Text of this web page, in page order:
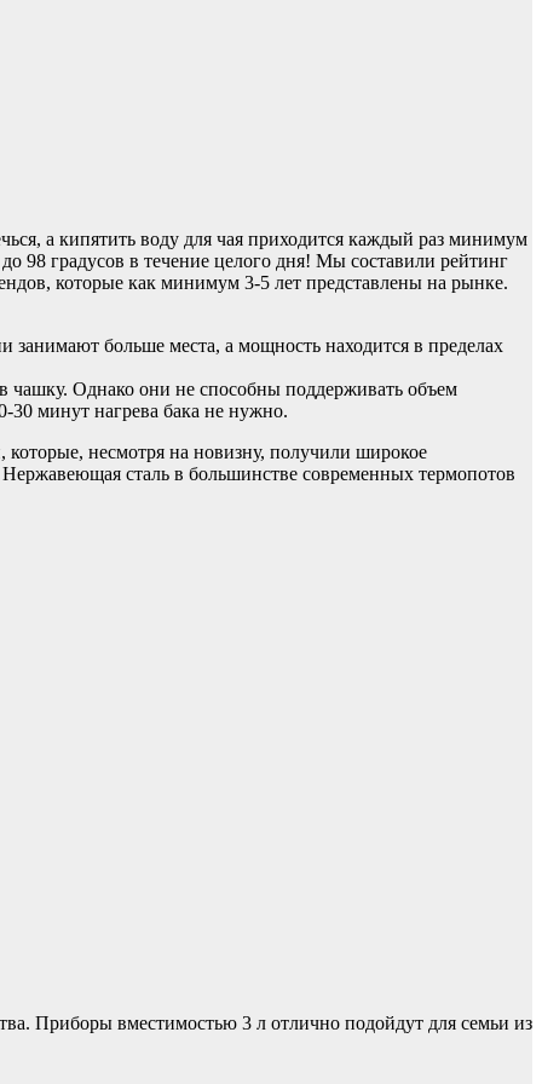
а кипятить воду для чая приходится каждый раз минимум
98 градусов в течение целого дня! Мы составили рейтинг
которые как минимум 3-5 лет представлены на рынке.
занимают больше места, а мощность находится в пределах
чашку. Однако они не способны поддерживать объем
30 минут нагрева бака не нужно.
несмотря на новизну, получили широкое
сталь в большинстве современных термопотов
Приборы вместимостью 3 л отлично подойдут для семьи из